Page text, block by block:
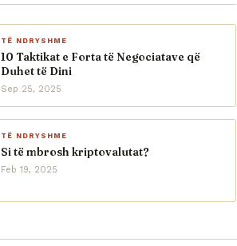
TË NDRYSHME
10 Taktikat e Forta të Negociatave që
Duhet të Dini
Sep 25, 2025
TË NDRYSHME
Si të mbrosh kriptovalutat?
Feb 19, 2025